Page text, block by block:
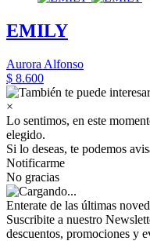
EMILY
Aurora Alfonso
$ 8.600
×
Lo sentimos, en este
elegido.
Si lo deseas, te podemos
Notificarme
No gracias
Enterate de las últimas
Suscribite a nuestro
descuentos, promociones y